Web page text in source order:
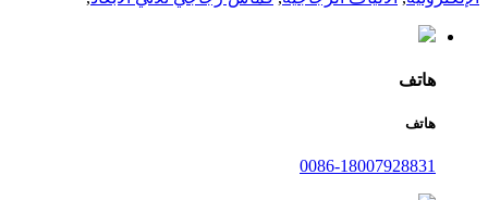
هاتف
هاتف
0086-18007928831